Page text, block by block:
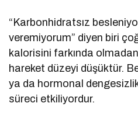
“Karbonhidratsız
veremiyorum” diyen biri
kalorisini farkında
hareket düzeyi düşüktür.
ya da hormonal
süreci etkiliyordur.